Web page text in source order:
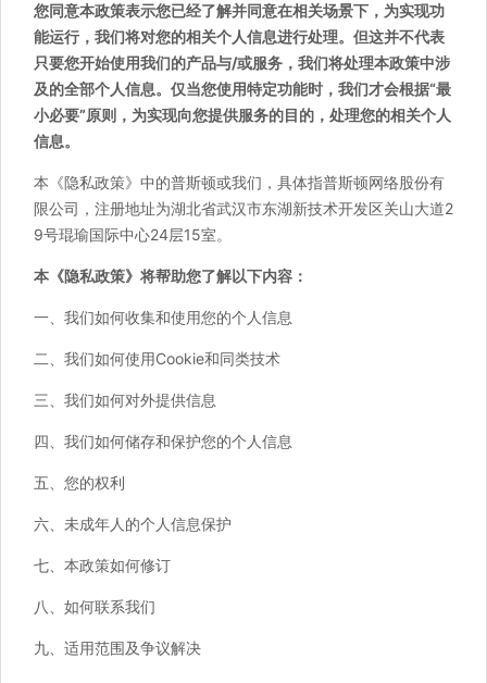
您同意本政策表示您已经了解并同意在相关场景下，为实现功
能运行，我们将对您的相关个人信息进行处理。但这并不代表
只要您开始使用我们的产品与/或服务，我们将处理本政策中涉
及的全部个人信息。仅当您使用特定功能时，我们才会根据“最
小必要”原则，为实现向您提供服务的目的，处理您的相关个人
信息。
本《隐私政策》中的普斯顿或我们，具体指普斯顿网络股份有
限公司，注册地址为湖北省武汉市东湖新技术开发区关山大道2
9号琨瑜国际中心24层15室。
本《隐私政策》将帮助您了解以下内容：
一、我们如何收集和使用您的个人信息
二、我们如何使用Cookie和同类技术
三、我们如何对外提供信息
四、我们如何储存和保护您的个人信息
五、您的权利
六、未成年人的个人信息保护
七、本政策如何修订
八、如何联系我们
九、适用范围及争议解决